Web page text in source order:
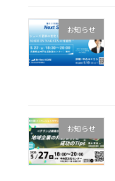
お知らせ
お知らせ